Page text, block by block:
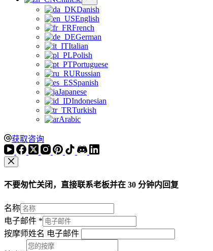
Danish
English
French
German
Italian
Polish
Portuguese
Russian
Spanish
Japanese
Indonesian
Turkish
Arabic
获取咨询
不要匆忙关闭，直接联系老板并在 30 分钟内回复
名称
电子邮件 *
按摩师姓名 电子邮件